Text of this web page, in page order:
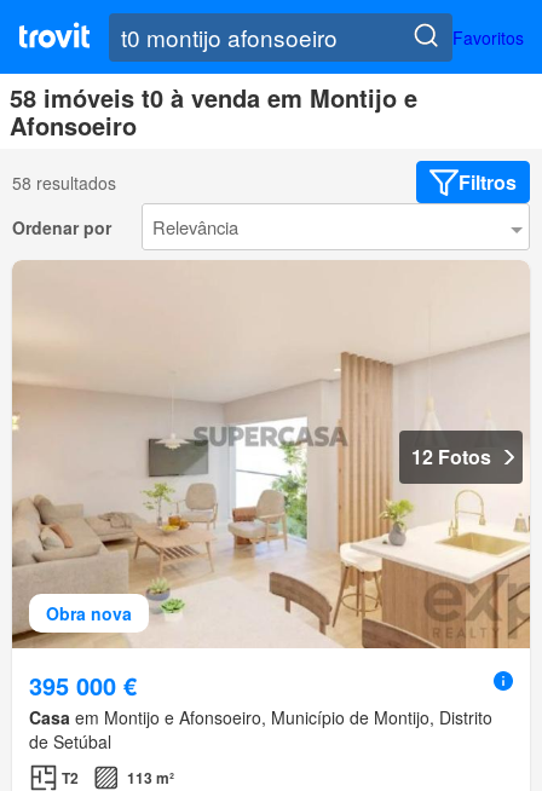
Favoritos
58 imóveis t0 à venda em Montijo e
Afonsoeiro
58 resultados Filtros
Ordenar por
Obra nova
12 Fotos
395 000 €
Casa em Montijo e Afonsoeiro, Município de Montijo, Distrito
de Setúbal
T2 113 m²